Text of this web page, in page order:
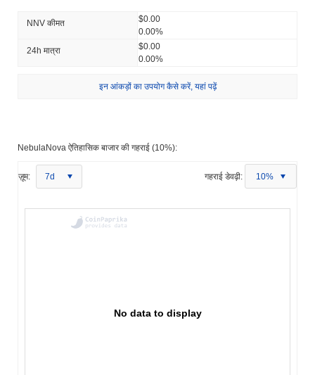
NNV कीमत
$0.00
0.00%
24h मात्रा
$0.00
0.00%
इन आंकड़ों का उपयोग कैसे करें, यहां पढ़ें
NebulaNova ऐतिहासिक बाजार की गहराई (10%):
ज़ूम: 7d गहराई डेवढ़ी: 10%
No data to display